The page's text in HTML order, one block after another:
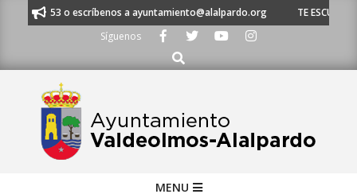
21 53 o escríbenos a ayuntamiento@alalpardo.org
TE
Síguenos
Buscar
MENU